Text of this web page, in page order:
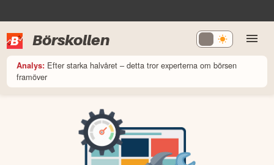
Börskollen
Analys: Efter starka halvåret – detta tror experterna om börsen
framöver